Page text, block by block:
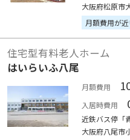
大阪府松原市
月額費用が
住宅型有料老人ホーム
はいらいふ八尾
月額費用
入居時費用
近鉄バス停「
大阪府八尾市